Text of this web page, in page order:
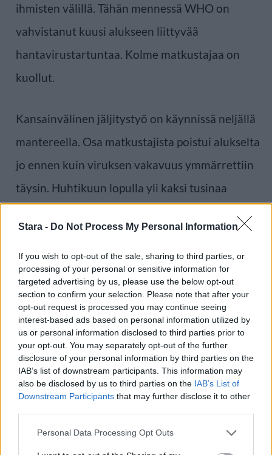
Stara - Do Not Process My Personal Information
If you wish to opt-out of the sale, sharing to third parties, or
processing of your personal or sensitive information for
targeted advertising by us, please use the below opt-out
section to confirm your selection. Please note that after your
opt-out request is processed you may continue seeing
interest-based ads based on personal information utilized by
us or personal information disclosed to third parties prior to
your opt-out. You may separately opt-out of the further
disclosure of your personal information by third parties on the
IAB’s list of downstream participants. This information may
also be disclosed by us to third parties on the IAB’s List of
Downstream Participants that may further disclose it to other
Personal Data Processing Opt Outs
ihmisten välillä. Tähän mennessä WHO on
vahvistanut kuusi alukseen liittyvää
hantavirustartuntaa. Kolme matkustajaa on
kuollut.
Kansainvälinen jäljitystyö on käynnissä neljällä
mantereella. Osa matkustajista poistui alukselta
jo ennen kuin viruksen vakavuus ymmärrettiin
täysin. Huhtikuun lopulla yli kaksi tusinaa
Kaksi Suomessa asuvaa henkilöä
altistui mahdollisesti
hantavirukselle lennolla.
Kaksi Suomessa asuvaa henkilöä altistui
mahdollisesti hantavirukselle lennolla, jolla